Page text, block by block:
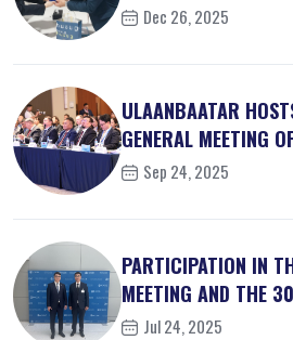
Dec 26, 2025
ULAANBAATAR
GENERAL MEETING
RECOVER...
Sep 24, 2025
PARTICIPATION IN
MEETING AND THE
Jul 24, 2025